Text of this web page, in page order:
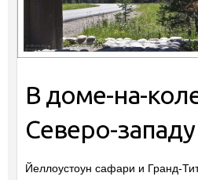
В доме-на-
Северо-
Йеллоустоун сафари и Гранд-